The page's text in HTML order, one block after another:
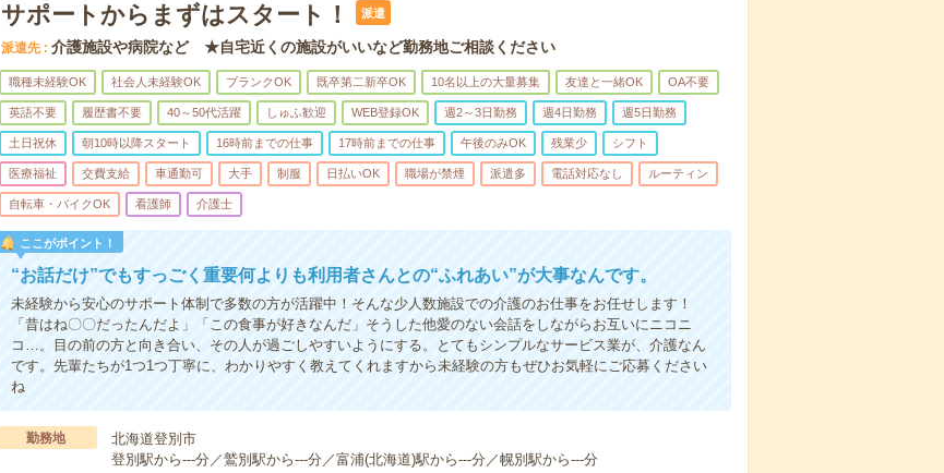
サポートからまずはスタート！
派遣
派遣先 介護施設や病院など ★自宅近くの施設がいいなど勤務地ご相談ください
職種未経験OK 社会人未経験OK ブランクOK 既卒第二新卒OK 10名以上の大量募集 友達と一緒OK OA不要
英語不要 履歴書不要 40～50代活躍 しゅふ歓迎 WEB登録OK 週2～3日勤務 週4日勤務 週5日勤務
土日祝休 朝10時以降スタート 16時前までの仕事 17時前までの仕事 午後のみOK 残業少 シフト
医療福祉 交費支給 車通勤可 大手 制服 日払いOK 職場が禁煙 派遣多 電話対応なし ルーティン
自転車・バイクOK 看護師 介護士
ここがポイント！
“お話だけ”でもすっごく重要何よりも利用者さんとの“ふれあい”が大事なんです。
未経験から安心のサポート体制で多数の方が活躍中！そんな少人数施設での介護のお仕事をお任せします！
「昔はね〇〇だったんだよ」「この食事が好きなんだ」そうした他愛のない会話をしながらお互いにニコニ
コ…。目の前の方と向き合い、その人が過ごしやすいようにする。とてもシンプルなサービス業が、介護なん
です。先輩たちが1つ1つ丁寧に、わかりやすく教えてくれますから未経験の方もぜひお気軽にご応募ください
ね
勤務地
北海道登別市
登別駅から---分／鷲別駅から---分／富浦(北海道)駅から---分／幌別駅から---分